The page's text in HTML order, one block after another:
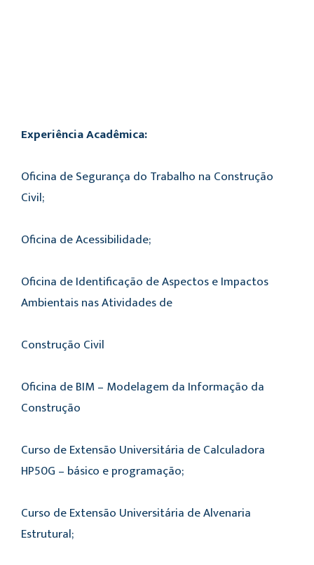
Experiência Acadêmica:
Oficina de Segurança do Trabalho na Construção
Civil;
Oficina de Acessibilidade;
Oficina de Identificação de Aspectos e Impactos
Ambientais nas Atividades de
Construção Civil
Oficina de BIM – Modelagem da Informação da
Construção
Curso de Extensão Universitária de Calculadora
HP50G – básico e programação;
Curso de Extensão Universitária de Alvenaria
Estrutural;